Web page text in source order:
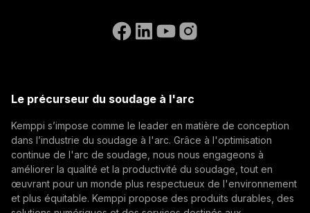
Aller sur le site web de WeldEye
(opens in a new tab)
(opens in a new tab)
S'abonner
En vous abonnant, vous acceptez de recevoir des e-
mails marketing de Kemppi.
Le précurseur du soudage à l'arc
Kemppi s’impose comme le leader en matière de conception
dans l’industrie du soudage à l'arc. Grâce à l'optimisation
continue de l'arc de soudage, nous nous engageons à
améliorer la qualité et la productivité du soudage, tout en
œuvrant pour un monde plus respectueux de l'environnement
et plus équitable. Kemppi propose des produits durables, des